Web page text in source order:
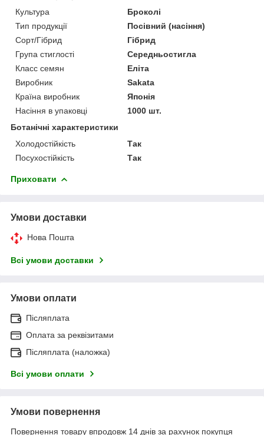
Культура
Броколі
Тип продукції
Посівний (насіння)
Сорт/Гібрид
Гібрид
Група стиглості
Середньостигла
Класс семян
Еліта
Виробник
Sakata
Країна виробник
Японія
Насіння в упаковці
1000 шт.
Ботанічні характеристики
Холодостійкість
Так
Посухостійкість
Так
Приховати
Умови доставки
Нова Пошта
Всі умови доставки
Умови оплати
Післяплата
Оплата за реквізитами
Післяплата (наложка)
Всі умови оплати
Умови повернення
Повернення товару впродовж 14 днів за рахунок покупця